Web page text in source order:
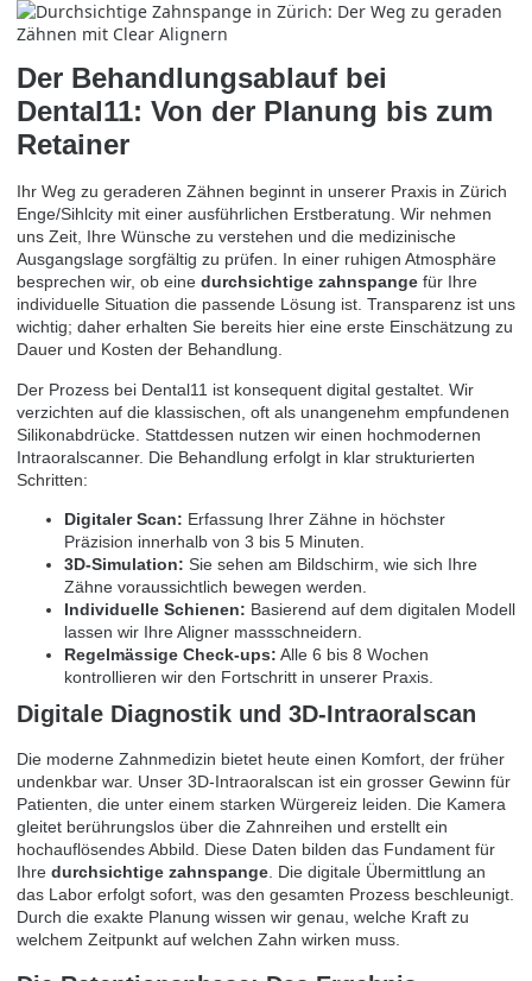
Der Behandlungsablauf bei
Dental11: Von der Planung bis zum
Retainer
Ihr Weg zu geraderen Zähnen beginnt in unserer Praxis in Zürich
Enge/Sihlcity mit einer ausführlichen Erstberatung. Wir nehmen
uns Zeit, Ihre Wünsche zu verstehen und die medizinische
Ausgangslage sorgfältig zu prüfen. In einer ruhigen Atmosphäre
besprechen wir, ob eine durchsichtige zahnspange für Ihre
individuelle Situation die passende Lösung ist. Transparenz ist uns
wichtig; daher erhalten Sie bereits hier eine erste Einschätzung zu
Dauer und Kosten der Behandlung.
Der Prozess bei Dental11 ist konsequent digital gestaltet. Wir
verzichten auf die klassischen, oft als unangenehm empfundenen
Silikonabdrücke. Stattdessen nutzen wir einen hochmodernen
Intraoralscanner. Die Behandlung erfolgt in klar strukturierten
Schritten:
Digitaler Scan: Erfassung Ihrer Zähne in höchster
Präzision innerhalb von 3 bis 5 Minuten.
3D-Simulation: Sie sehen am Bildschirm, wie sich Ihre
Zähne voraussichtlich bewegen werden.
Individuelle Schienen: Basierend auf dem digitalen Modell
lassen wir Ihre Aligner massschneidern.
Regelmässige Check-ups: Alle 6 bis 8 Wochen
kontrollieren wir den Fortschritt in unserer Praxis.
Digitale Diagnostik und 3D-Intraoralscan
Die moderne Zahnmedizin bietet heute einen Komfort, der früher
undenkbar war. Unser 3D-Intraoralscan ist ein grosser Gewinn für
Patienten, die unter einem starken Würgereiz leiden. Die Kamera
gleitet berührungslos über die Zahnreihen und erstellt ein
hochauflösendes Abbild. Diese Daten bilden das Fundament für
Ihre durchsichtige zahnspange. Die digitale Übermittlung an
das Labor erfolgt sofort, was den gesamten Prozess beschleunigt.
Durch die exakte Planung wissen wir genau, welche Kraft zu
welchem Zeitpunkt auf welchen Zahn wirken muss.